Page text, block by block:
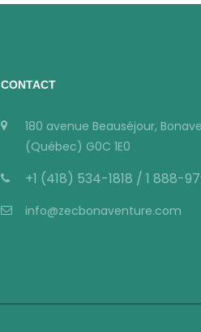
CONTACT
180 avenue Beauséjour,
(Québec) G0C 1E0
+1 (418) 534-1818 / 1 888-
info@zecbonaventure.com